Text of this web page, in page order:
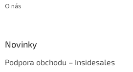
O nás
Novinky
Podpora obchodu – Insidesales